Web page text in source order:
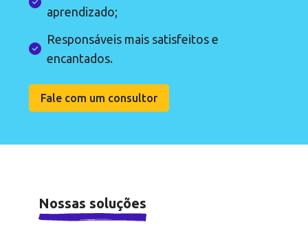
aprendizado;
Responsáveis mais satisfeitos e
encantados.
Fale com um consultor
Nossas soluções